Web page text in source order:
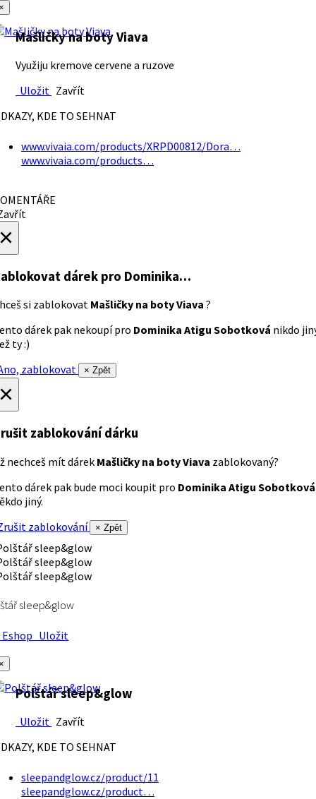
Mašličky na boty Viava
Využiju kremove cervene a ruzove
Uložit Zavřít
KDE TO SEHNAT
www.vivaia.com/products/XRPD00812/Dora…
www.vivaia.com/products…
dárek pro Dominika…
si zablokovat Mašličky na boty Viava ?
dárek pak nekoupí pro Dominika Atigu Sobotková nikdo
ty :)
zablokovat
× Zpět
zablokování dárku
nechceš mít dárek Mašličky na boty Viava zablokovaný?
dárek pak bude moci koupit pro Dominika Atigu Sobotková
jiný.
zablokování
× Zpět
sleep&glow
Uložit
Polštář sleep&glow
Uložit Zavřít
KDE TO SEHNAT
sleepandglow.cz/product/11
sleepandglow.cz/product…